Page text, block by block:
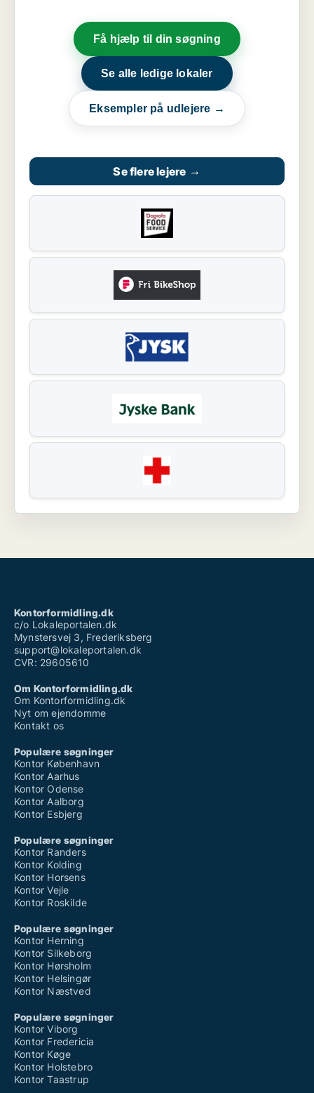
Få hjælp til din søgning
Se alle ledige lokaler
Eksempler på udlejere →
Se flere lejere →
Kontorformidling.dk
c/o Lokaleportalen.dk
Mynstersvej 3, Frederiksberg
support@lokaleportalen.dk
CVR: 29605610
Om Kontorformidling.dk
Om Kontorformidling.dk
Nyt om ejendomme
Kontakt os
Populære søgninger
Kontor København
Kontor Aarhus
Kontor Odense
Kontor Aalborg
Kontor Esbjerg
Populære søgninger
Kontor Randers
Kontor Kolding
Kontor Horsens
Kontor Vejle
Kontor Roskilde
Populære søgninger
Kontor Herning
Kontor Silkeborg
Kontor Hørsholm
Kontor Helsingør
Kontor Næstved
Populære søgninger
Kontor Viborg
Kontor Fredericia
Kontor Køge
Kontor Holstebro
Kontor Taastrup